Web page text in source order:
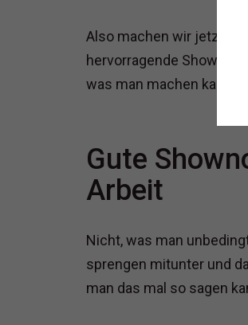
Also machen wir jetzt
hervorragende
was man machen kann.
Gute
Arbeit
Nicht, was man
sprengen mitunter und
man das mal so sagen